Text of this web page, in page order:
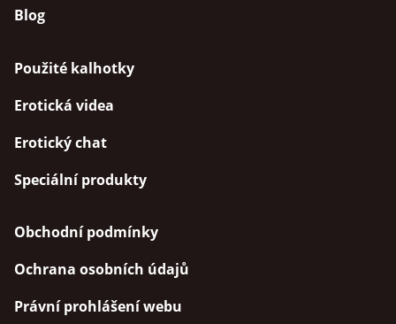
Blog
Použité kalhotky
Erotická videa
Erotický chat
Speciální produkty
Obchodní podmínky
Ochrana osobních údajů
Právní prohlášení webu